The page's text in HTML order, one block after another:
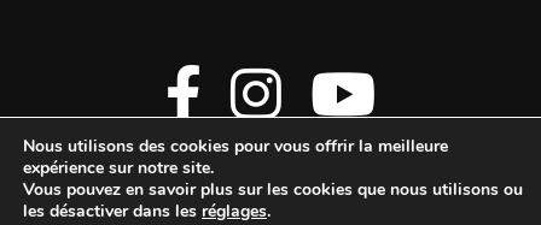
Mentions Légales
Nous utilisons des cookies pour vous offrir la meilleure
expérience sur notre site.
Vous pouvez en savoir plus sur les cookies que nous utilisons ou
les désactiver dans les réglages.